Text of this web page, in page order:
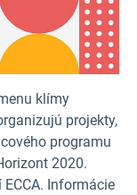
klímy
projekty,
programu
2020.
Informácie